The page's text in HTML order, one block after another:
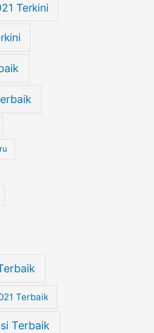
Terkini
Terbaik
Terbaik